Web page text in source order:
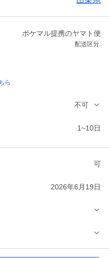
ポケマル提携のヤマト便
配送区分:
ら
不可
1~10日
可
2026年6月19日